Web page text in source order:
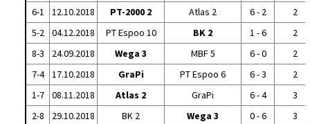
6-1
12.10.2018 PT-2000 2 Atlas 2 6 - 2
2
5-2
04.12.2018 PT Espoo 10 BK 2 1 - 6
2
8-3
24.09.2018 Wega 3 MBF 5 6 - 0
2
7-4
17.10.2018 GraPi PT Espoo 6 6 - 3
2
1-7
08.11.2018 Atlas 2 GraPi 6 - 4
3
2-8
29.10.2018 BK 2 Wega 3 0 - 6
3